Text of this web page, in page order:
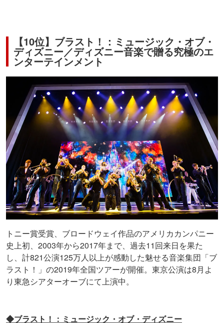
【10位】ブラスト！：ミュージック・オブ・
ディズニー／ディズニー音楽で贈る究極のエ
ンターテインメント
トニー賞受賞、ブロードウェイ作品のアメリカカンパニー
史上初、2003年から2017年まで、過去11回来日を果た
し、計821公演125万人以上が感動した魅せる音楽集団「ブ
ラスト！」の2019年全国ツアーが開催。東京公演は8月よ
り東急シアターオーブにて上演中。
◆ブラスト！：ミュージック・オブ・ディズニー